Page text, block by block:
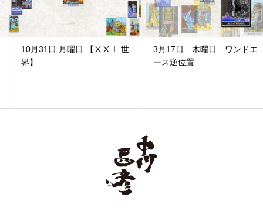
10月31日 月曜日 【ⅩⅩⅠ 世
界】
3月17日 木曜日 ワンドエ
ース逆位置